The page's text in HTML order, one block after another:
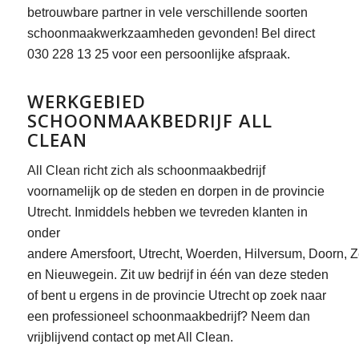
betrouwbare partner in vele verschillende soorten
schoonmaakwerkzaamheden gevonden! Bel direct
030 228 13 25 voor een persoonlijke afspraak.
WERKGEBIED
SCHOONMAAKBEDRIJF ALL
CLEAN
All Clean richt zich als schoonmaakbedrijf
voornamelijk op de steden en dorpen in de provincie
Utrecht. Inmiddels hebben we tevreden klanten in
onder
andere Amersfoort, Utrecht, Woerden, Hilversum, Doorn,
en Nieuwegein. Zit uw bedrijf in één van deze steden
of bent u ergens in de provincie Utrecht op zoek naar
een professioneel schoonmaakbedrijf? Neem dan
vrijblijvend contact op met All Clean.